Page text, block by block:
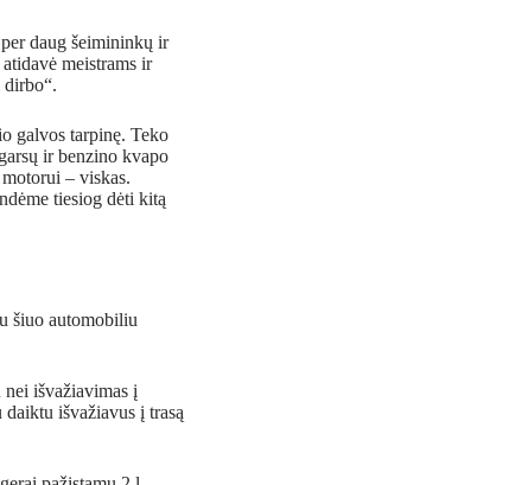
daug šeimininkų ir
meistrams ir
dirbo“.
galvos tarpinę. Teko
ir benzino kvapo
– viskas.
tiesiog dėti kitą
šiuo automobiliu
išvažiavimas į
išvažiavus į trasą